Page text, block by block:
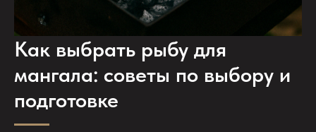
Как выбрать рыбу для
мангала: советы по выбору и
подготовке